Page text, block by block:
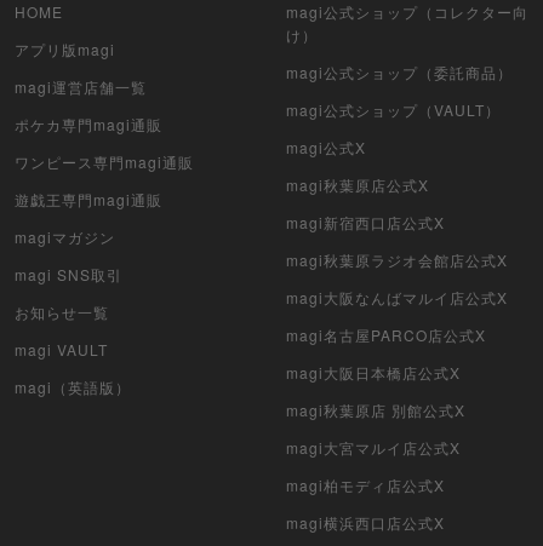
HOME
アプリ版magi
magi運営店舗一覧
ポケカ専門magi通販
ワンピース専門magi通販
遊戯王専門magi通販
magiマガジン
magi SNS取引
お知らせ一覧
magi VAULT
magi（英語版）
magi公式ショップ（コレクター向
け）
magi公式ショップ（委託商品）
magi公式ショップ（VAULT）
magi公式X
magi秋葉原店公式X
magi新宿西口店公式X
magi秋葉原ラジオ会館店公式X
magi大阪なんばマルイ店公式X
magi名古屋PARCO店公式X
magi大阪日本橋店公式X
magi秋葉原店 別館公式X
magi大宮マルイ店公式X
magi柏モディ店公式X
magi横浜西口店公式X